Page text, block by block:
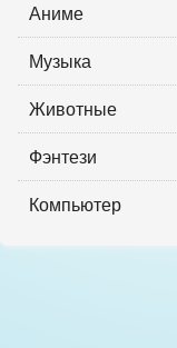
Аниме
Музыка
Животные
Фэнтези
Компьютер